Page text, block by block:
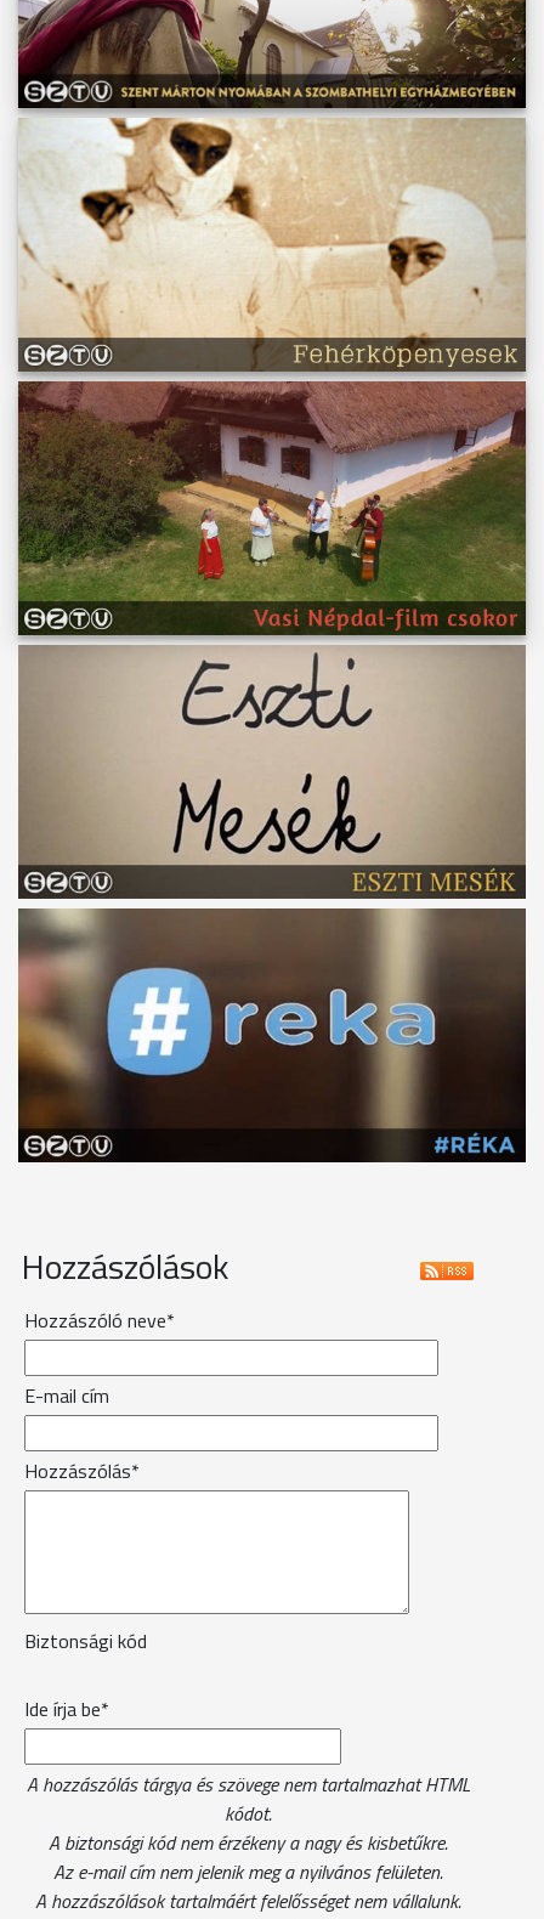
Hozzászólások
Hozzászóló neve*
E-mail cím
Hozzászólás*
Biztonsági kód
Ide írja be*
A hozzászólás tárgya és szövege nem tartalmazhat HTML
kódot.
A biztonsági kód nem érzékeny a nagy és kisbetűkre.
Az e-mail cím nem jelenik meg a nyilvános felületen.
A hozzászólások tartalmáért felelősséget nem vállalunk.